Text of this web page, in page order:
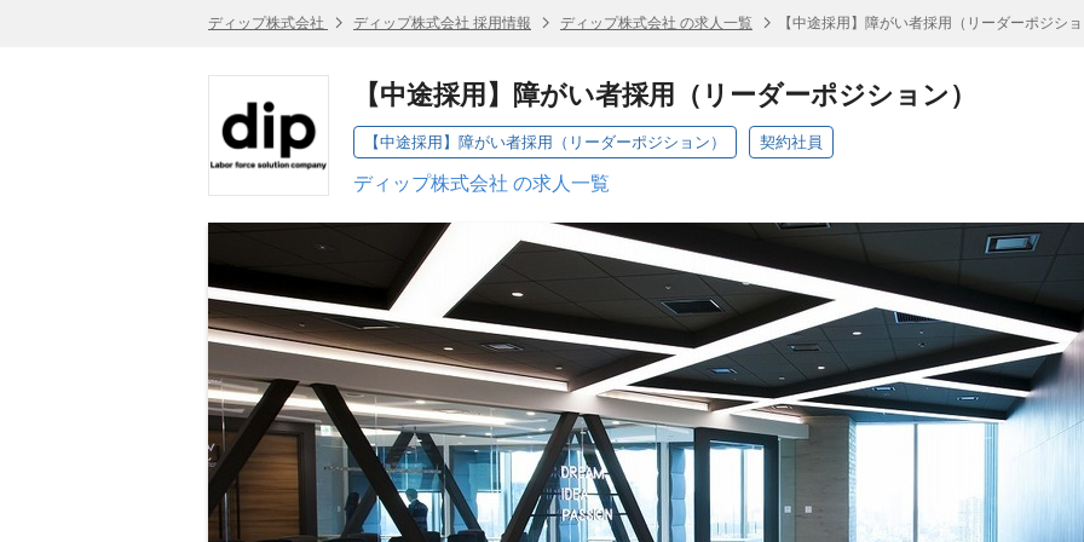
ディップ株式会社 ディップ株式会社 採用情報 ディップ株式会社 の求人一覧 【中途採用】障がい者採用（リーダーポジシ
【中途採用】障がい者採用（リーダーポジション）
【中途採用】障がい者採用（リーダーポジション） 契約社員
ディップ株式会社 の求人一覧